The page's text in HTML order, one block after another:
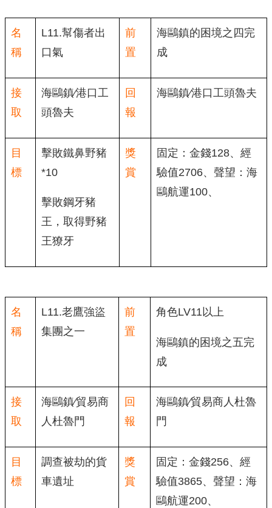
名
稱
L11.幫傷者出
口氣
前
置
海鷗鎮的困境之四完
成
接
取
海鷗鎮∕港口工
頭魯夫
回
報
海鷗鎮∕港口工頭魯夫
目
標
擊敗鐵鼻野豬
*10
擊敗鋼牙豬
王，取得野豬
王獠牙
獎
賞
固定：金錢128、經
驗值2706、聲望：海
鷗航運100、
名
稱
L11.老鷹強盜
集團之一
前
置
角色LV11以上
海鷗鎮的困境之五完
成
接
取
海鷗鎮∕貿易商
人杜魯門
回
報
海鷗鎮∕貿易商人杜魯
門
目
標
調查被劫的貨
車遺址
獎
賞
固定：金錢256、經
驗值3865、聲望：海
鷗航運200、